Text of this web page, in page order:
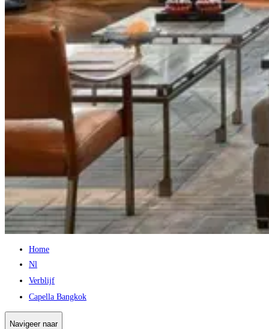
Home
Nl
Verblijf
Capella Bangkok
Navigeer naar